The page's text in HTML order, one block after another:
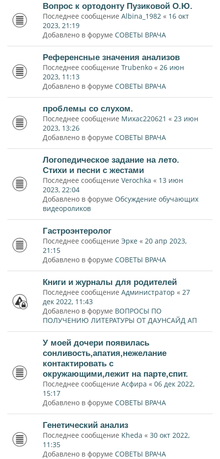
Вопрос к ортодонту Пузиковой О.Ю.
Последнее сообщение Albina_1982 « 16 окт
2023, 21:19
Добавлено в форуме СОВЕТЫ ВРАЧА
Референсные значения анализов
Последнее сообщение Trubenko « 26 июн
2023, 11:13
Добавлено в форуме СОВЕТЫ ВРАЧА
проблемы со слухом.
Последнее сообщение Михас220621 « 23 июн
2023, 13:26
Добавлено в форуме СОВЕТЫ ВРАЧА
Логопедическое задание на лето.
Стихи и песни с жестами
Последнее сообщение Verochka « 13 июн
2023, 22:04
Добавлено в форуме Обсуждение обучающих
видеороликов
Гастроэнтеролог
Последнее сообщение Эрке « 20 апр 2023,
21:15
Добавлено в форуме СОВЕТЫ ВРАЧА
Книги и журналы для родителей
Последнее сообщение Администратор « 27
дек 2022, 11:43
Добавлено в форуме ВОПРОСЫ ПО
ПОЛУЧЕНИЮ ЛИТЕРАТУРЫ ОТ ДАУНСАЙД АП
У моей дочери появилась
сонливость,апатия,нежелание
контактировать с
окружающими,лежит на парте,спит.
Последнее сообщение Асфира « 06 дек 2022,
15:17
Добавлено в форуме СОВЕТЫ ВРАЧА
Генетический анализ
Последнее сообщение Kheda « 30 окт 2022,
11:35
Добавлено в форуме СОВЕТЫ ВРАЧА